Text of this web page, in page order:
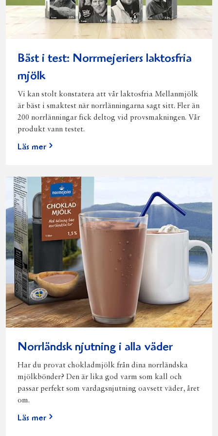
Bäst i test: Norrmejeriers laktosfria
mjölk
Vi kan stolt konstatera att vår laktosfria Mellanmjölk
är bäst i smaktest när norrlänningarna sagt sitt. Fler än
200 norrlänningar fick deltog vid provsmakningen. Vår
produkt vann testet.
Läs mer
Norrländsk njutning i alla väder
Har du provat chokladmjölk från dina norrländska
mjölkbönder? Den är lika god varm som kall och
passar perfekt som vardagsnjutning oavsett väder, året
om.
Läs mer